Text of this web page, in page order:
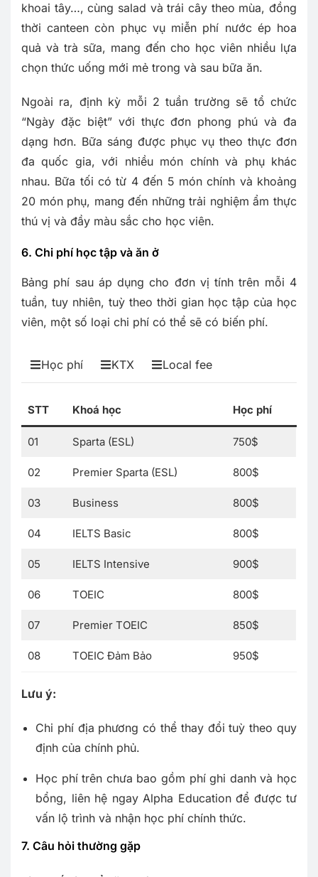
khoai tây…, cùng salad và trái cây theo mùa, đồng
thời canteen còn phục vụ miễn phí nước ép hoa
quả và trà sữa, mang đến cho học viên nhiều lựa
chọn thức uống mới mẻ trong và sau bữa ăn.
Ngoài ra, định kỳ mỗi 2 tuần trường sẽ tổ chức
“Ngày đặc biệt” với thực đơn phong phú và đa
dạng hơn. Bữa sáng được phục vụ theo thực đơn
đa quốc gia, với nhiều món chính và phụ khác
nhau. Bữa tối có từ 4 đến 5 món chính và khoảng
20 món phụ, mang đến những trải nghiệm ẩm thực
thú vị và đầy màu sắc cho học viên.
6. Chi phí học tập và ăn ở
Bảng phí sau áp dụng cho đơn vị tính trên mỗi 4
tuần, tuy nhiên, tuỳ theo thời gian học tập của học
viên, một số loại chi phí có thể sẽ có biến phí.
Học phí KTX Local fee
STT Khoá học Học phí
01 Sparta (ESL) 750$
02 Premier Sparta (ESL) 800$
03 Business 800$
04 IELTS Basic 800$
05 IELTS Intensive 900$
06 TOEIC 800$
07 Premier TOEIC 850$
08 TOEIC Đảm Bảo 950$
Lưu ý:
Chi phí địa phương có thể thay đổi tuỳ theo quy
định của chính phủ.
Học phí trên chưa bao gồm phí ghi danh và học
bổng, liên hệ ngay Alpha Education để được tư
vấn lộ trình và nhận học phí chính thức.
7. Câu hỏi thường gặp